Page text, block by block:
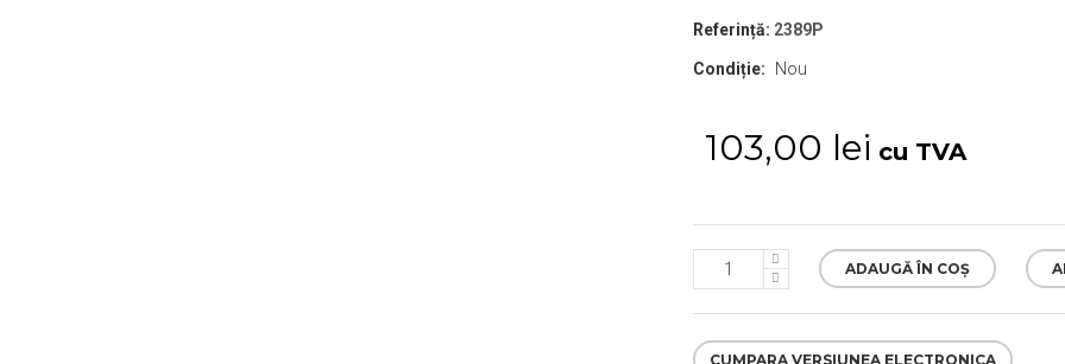
Referință: 2389P
Condiție: Nou
103,00 lei cu TVA
ADAUGĂ ÎN COȘ
CUMPARA VERSIUNEA ELECTRONICA